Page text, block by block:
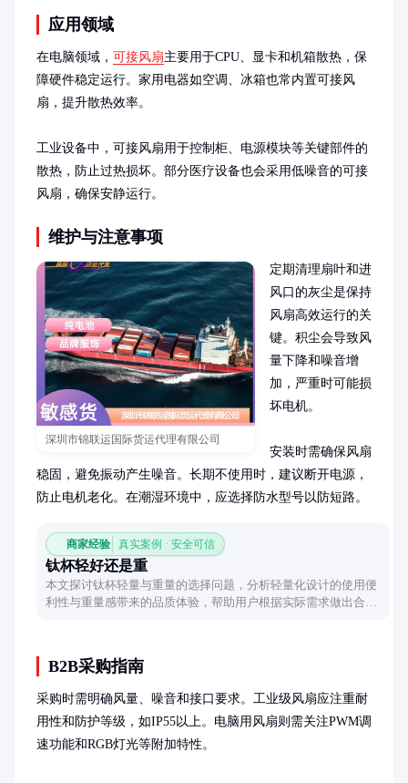
应用领域
在电脑领域， 可接风扇主要用于CPU、显卡和机箱散热，保
障硬件稳定运行。家用电器如空调、冰箱也常内置可接风
扇，提升散热效率。
工业设备中，可接风扇用于控制柜、电源模块等关键部件的
散热，防止过热损坏。部分医疗设备也会采用低噪音的可接
风扇，确保安静运行。
维护与注意事项
深圳市锦联运国际货运代理有限公司
定期清理扇叶和进
风口的灰尘是保持
风扇高效运行的关
键。积尘会导致风
量下降和噪音增
加，严重时可能损
坏电机。
安装时需确保风扇
稳固，避免振动产生噪音。长期不使用时，建议断开电源，
防止电机老化。在潮湿环境中，应选择防水型号以防短路。
商家经验 真实案例 · 安全可信
钛杯轻好还是重
本文探讨钛杯轻量与重量的选择问题，分析轻量化设计的使用便
利性与重量感带来的品质体验，帮助用户根据实际需求做出合适
B2B采购指南
采购时需明确风量、噪音和接口要求。工业级风扇应注重耐
用性和防护等级，如IP55以上。电脑用风扇则需关注PWM调
速功能和RGB灯光等附加特性。